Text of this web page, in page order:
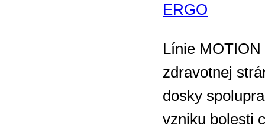
ERGO
Línie
zdravotnej
dosky
vzniku bolesti